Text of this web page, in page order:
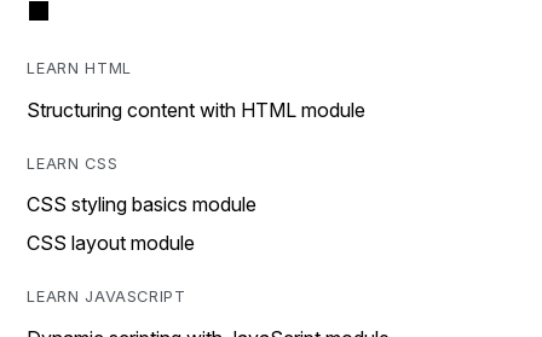
LEARN HTML
Structuring content with HTML module
LEARN CSS
CSS styling basics module
CSS layout module
LEARN JAVASCRIPT